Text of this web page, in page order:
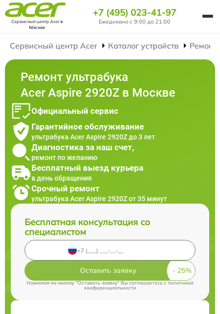
Сервисный центр Acerв
Москве
+7 (495) 023-41-97
Ежедневно с 9:00 до 21:00
Сервисный центр Acer Каталог устройств Ремонт
Ремонт ультрабука
Acer Aspire 2920Z в Москве
Официальный сервис
Гарантийное обслуживание
ультрабука Acer Aspire 2920Z до 3 лет
Диагностика за наш счет,
ремонт по желанию
Бесплатный выезд курьера
в день обращения
Срочный ремонт
ультрабука Acer Aspire 2920Z от 35 минут
Бесплатная консультация со
специалистом
Оставить заявку
Нажимая на кнопку "Оставить заявку" Вы соглашаетесь cполитикой
конфиденциальности